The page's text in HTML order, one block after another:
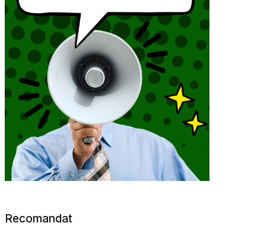
Recomandat